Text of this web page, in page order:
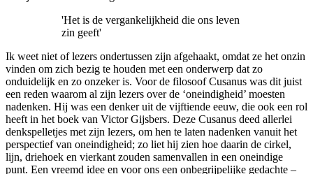
'Het is de vergankelijkheid die ons leven
zin geeft'
Ik weet niet of lezers ondertussen zijn afgehaakt, omdat ze het onzin
vinden om zich bezig te houden met een onderwerp dat zo
onduidelijk en zo onzeker is. Voor de filosoof Cusanus was dit juist
een reden waarom al zijn lezers over de ‘oneindigheid’ moesten
nadenken. Hij was een denker uit de vijftiende eeuw, die ook een rol
heeft in het boek van Victor Gijsbers. Deze Cusanus deed allerlei
denkspelletjes met zijn lezers, om hen te laten nadenken vanuit het
perspectief van oneindigheid; zo liet hij zien hoe daarin de cirkel,
lijn, driehoek en vierkant zouden samenvallen in een oneindige
punt. Een vreemd idee en voor ons een onbegrijpelijke gedachte –